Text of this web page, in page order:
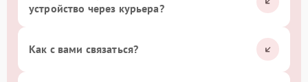
устройство через курьера?
Как с вами связаться?